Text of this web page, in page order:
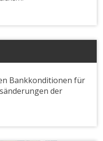
Bankkonditionen für
der